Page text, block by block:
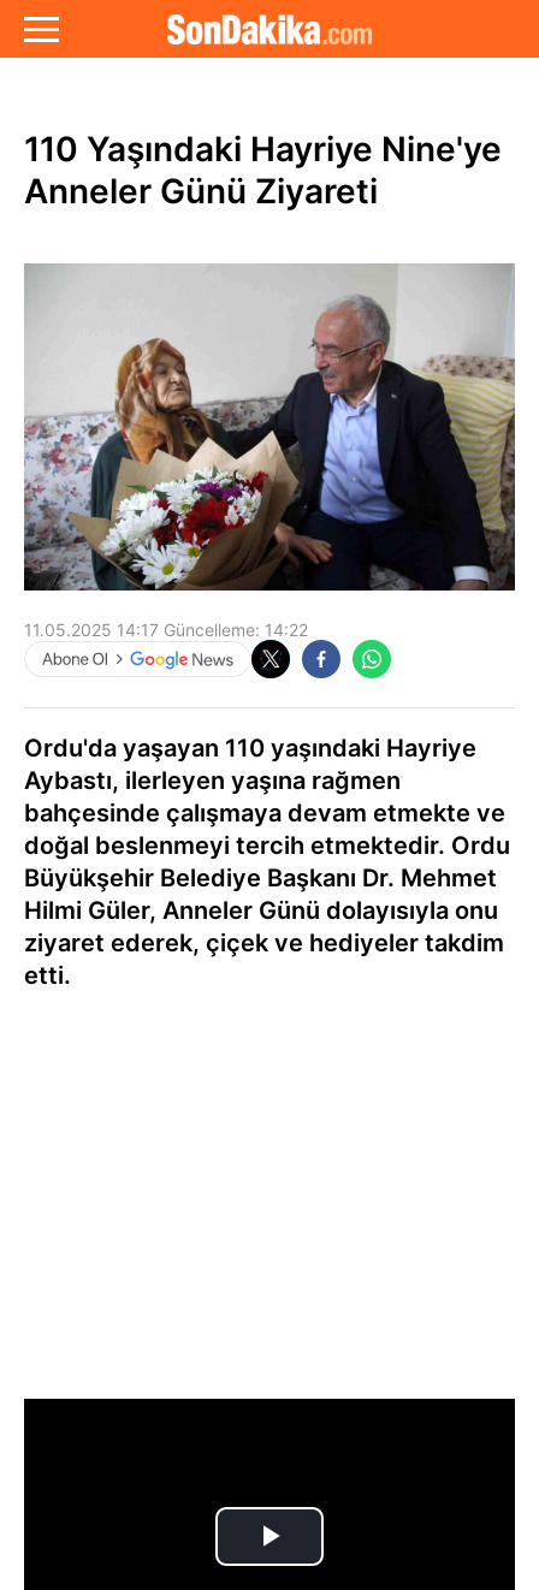
110 Yaşındaki Hayriye Nine'ye
Anneler Günü Ziyareti
11.05.2025 14:17 Güncelleme: 14:22
Ordu'da yaşayan 110 yaşındaki Hayriye
Aybastı, ilerleyen yaşına rağmen
bahçesinde çalışmaya devam etmekte ve
doğal beslenmeyi tercih etmektedir. Ordu
Büyükşehir Belediye Başkanı Dr. Mehmet
Hilmi Güler, Anneler Günü dolayısıyla onu
ziyaret ederek, çiçek ve hediyeler takdim
etti.